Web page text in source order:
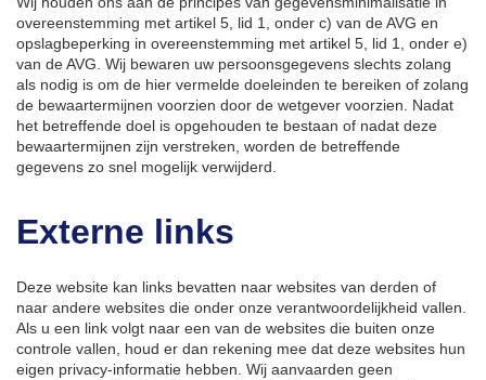
overeenstemming met artikel 5, lid 1, onder c) van de AVG en
opslagbeperking in overeenstemming met artikel 5, lid 1, onder e)
van de AVG. Wij bewaren uw persoonsgegevens slechts zolang
als nodig is om de hier vermelde doeleinden te bereiken of zolang
de bewaartermijnen voorzien door de wetgever voorzien. Nadat
het betreffende doel is opgehouden te bestaan of nadat deze
bewaartermijnen zijn verstreken, worden de betreffende
gegevens zo snel mogelijk verwijderd.
Externe links
Deze website kan links bevatten naar websites van derden of
naar andere websites die onder onze verantwoordelijkheid vallen.
Als u een link volgt naar een van de websites die buiten onze
controle vallen, houd er dan rekening mee dat deze websites hun
eigen privacy-informatie hebben. Wij aanvaarden geen